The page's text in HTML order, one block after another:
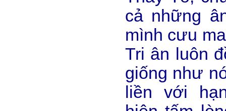
cả những
mình cưu
Tri ân luôn
giống như
liền với